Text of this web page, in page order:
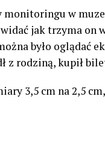
monitoringu w
jak trzyma on
było oglądać
z rodziną, kupił
3,5 cm na 2,5